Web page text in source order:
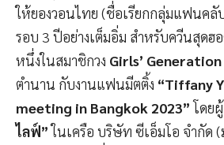
ให้ยองวอนไทย (ชื่อเรียกกลุ่มแฟนคลั
รอบ 3 ปีอย่างเต็มอิ่ม สำหรับควีนสุดฮ
หนึ่งในสมาชิกวง Girls’ Generation
ตำนาน กับงานแฟนมีตติ้ง “Tiffany
meeting in Bangkok 2023”โดย
ไลฟ์”ในเครือ บริษัท ซีเอ็มโอ จำกัด